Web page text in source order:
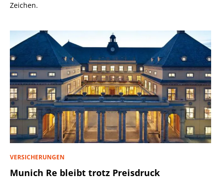
Zeichen.
VERSICHERUNGEN
Munich Re bleibt trotz Preisdruck